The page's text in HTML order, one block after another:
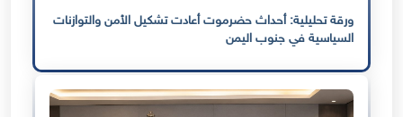
ورقة تحليلية: أحداث حضرموت أعادت تشكيل الأمن والتوازنات
السياسية في جنوب اليمن